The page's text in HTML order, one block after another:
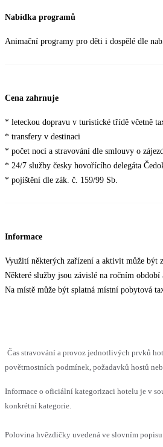
Nabídka programů
Animační programy pro děti i dospělé dle
Cena zahrnuje
* leteckou dopravu v turistické třídě včetně
* transfery v destinaci
* počet nocí a stravování dle smlouvy o
* 24/7 služby česky hovořícího delegáta
* pojištění dle zák. č. 159/99 Sb.
Informace
Využití některých zařízení a aktivit může být
Některé služby jsou závislé na ročním
Na místě může být splatná místní pobytová
Čas stravování a provoz jednotlivých prvků
povětrnostních podmínek, požadavků hostů
Informace o oficiální kategorizaci hotelu je v
konkrétní kategorie.
Polovina hvězdičky uvedená ve slovním